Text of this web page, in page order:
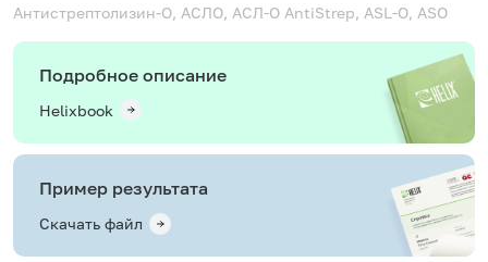
Антистрептолизин-О, АСЛО, АСЛ-О AntiStrep, ASL-O, ASO
Подробное описание
Helixbook
Пример результата
Скачать файл